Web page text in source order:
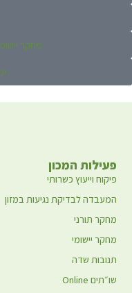
מחקר
פעילות המכון
פיקוח וייעוץ כשרותי
המעבדה לבדיקת נגיעות במזון
מחקר תורני
מחקר יישומי
תנובות שדה
שו״תים Online